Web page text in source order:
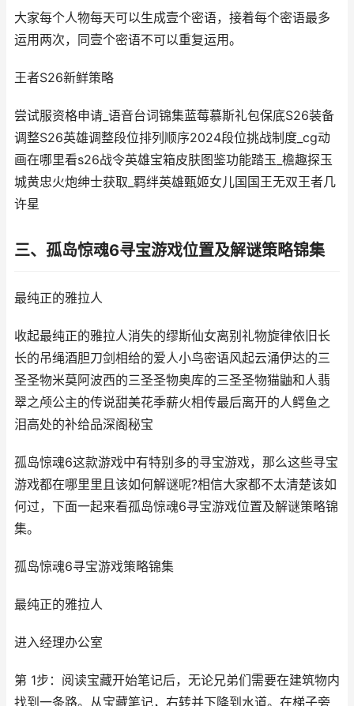
大家每个人物每天可以生成壹个密语，接着每个密语最多
运用两次，同壹个密语不可以重复运用。
王者S26新鲜策略
尝试服资格申请_语音台词锦集蓝莓慕斯礼包保底S26装备
调整S26英雄调整段位排列顺序2024段位挑战制度_cg动
画在哪里看s26战令英雄宝箱皮肤图鉴功能踏玉_檐趣探玉
城黄忠火炮绅士获取_羁绊英雄甄姬女儿国国王无双王者几
许星
三、孤岛惊魂6寻宝游戏位置及解谜策略锦集
最纯正的雅拉人
收起最纯正的雅拉人消失的缪斯仙女离别礼物旋律依旧长
长的吊绳酒胆刀剑相给的爱人小鸟密语风起云涌伊达的三
圣圣物米莫阿波西的三圣圣物奥库的三圣圣物猫鼬和人翡
翠之颅公主的传说甜美花季薪火相传最后离开的人鳄鱼之
泪高处的补给品深阁秘宝
孤岛惊魂6这款游戏中有特别多的寻宝游戏，那么这些寻宝
游戏都在哪里里且该如何解谜呢?相信大家都不太清楚该如
何过，下面一起来看孤岛惊魂6寻宝游戏位置及解谜策略锦
集。
孤岛惊魂6寻宝游戏策略锦集
最纯正的雅拉人
进入经理办公室
第 1步：阅读宝藏开始笔记后，无论兄弟们需要在建筑物内
找到一条路。从宝藏笔记，右转并下降到水道。在梯子旁